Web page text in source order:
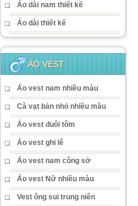
Áo dài nam thiết kế
Áo dài thiết kế
ÁO VEST
Áo vest nam nhiều màu
Cà vạt bản nhỏ nhiều màu
Áo vest đuôi tôm
Áo vest ghi lê
Áo vest nam công sở
Áo vest Nữ nhiều màu
Vest ông sui trung niên